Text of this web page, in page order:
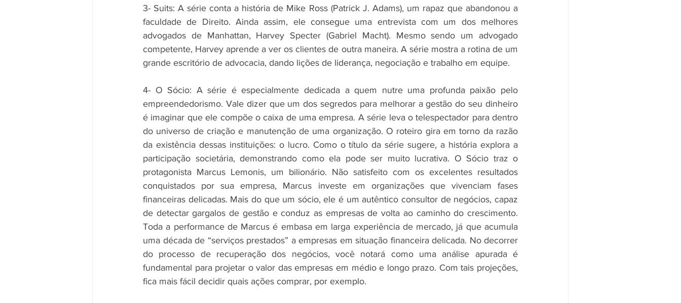
3- Suits: A série conta a história de Mike Ross (Patrick J. Adams), um rapaz que abandonou a
faculdade de Direito. Ainda assim, ele consegue uma entrevista com um dos melhores
advogados de Manhattan, Harvey Specter (Gabriel Macht). Mesmo sendo um advogado
competente, Harvey aprende a ver os clientes de outra maneira. A série mostra a rotina de um
grande escritório de advocacia, dando lições de liderança, negociação e trabalho em equipe.
4- O Sócio: A série é especialmente dedicada a quem nutre uma profunda paixão pelo
empreendedorismo. Vale dizer que um dos segredos para melhorar a gestão do seu dinheiro
é imaginar que ele compõe o caixa de uma empresa. A série leva o telespectador para dentro
do universo de criação e manutenção de uma organização. O roteiro gira em torno da razão
da existência dessas instituições: o lucro. Como o título da série sugere, a história explora a
participação societária, demonstrando como ela pode ser muito lucrativa. O Sócio traz o
protagonista Marcus Lemonis, um bilionário. Não satisfeito com os excelentes resultados
conquistados por sua empresa, Marcus investe em organizações que vivenciam fases
financeiras delicadas. Mais do que um sócio, ele é um autêntico consultor de negócios, capaz
de detectar gargalos de gestão e conduz as empresas de volta ao caminho do crescimento.
Toda a performance de Marcus é embasa em larga experiência de mercado, já que acumula
uma década de “serviços prestados” a empresas em situação financeira delicada. No decorrer
do processo de recuperação dos negócios, você notará como uma análise apurada é
fundamental para projetar o valor das empresas em médio e longo prazo. Com tais projeções,
fica mais fácil decidir quais ações comprar, por exemplo.